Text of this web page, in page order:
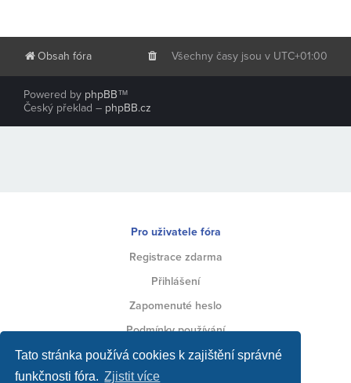
Tato stránka používá cookies k zajištění správné
funkčnosti fóra. Zjistit více
Obsah fóra Všechny časy jsou v UTC+01:00
Powered by phpBB™
Český překlad – phpBB.cz
Pro uživatele fóra
Registrace zdarma
Přihlášení
Zapomenuté heslo
Podmínky používání
Ochrana soukromí